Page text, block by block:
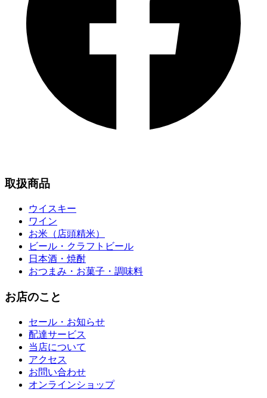
取扱商品
ウイスキー
ワイン
お米（店頭精米）
ビール・クラフトビール
日本酒・焼酎
おつまみ・お菓子・調味料
お店のこと
セール・お知らせ
配達サービス
当店について
アクセス
お問い合わせ
オンラインショップ